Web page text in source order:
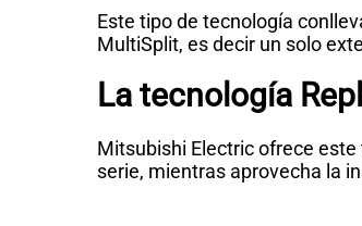
Este tipo de tecnología
MultiSplit, es decir un solo
La tecnología
Mitsubishi Electric ofrece
serie, mientras aprovecha la